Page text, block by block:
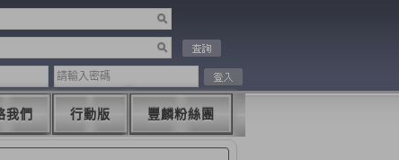
我們 行動版 豐麟粉絲團